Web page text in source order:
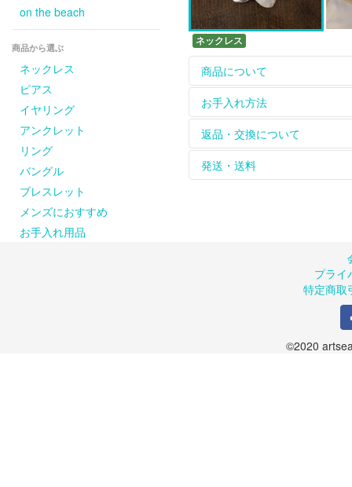
on the beach
商品から選ぶ
ネックレス
ピアス
イヤリング
アンクレット
リング
バングル
ブレスレット
メンズにおすすめ
お手入れ用品
ネックレス
商品について
ホームページに掲載して
についてはcontactからお
革ひもは天然皮を使用し
をお楽しみください。
天然石、天然素材のひと
ピアスの金具（耳に触れ
お手入れ方法
【長く綺麗にお使いいた
シルバーのアクセサリー
れて保管してください。
※購入された商品は密閉
クロスでのお手入れも可
返品・交換について
お届けした商品は到着後
返品、交換は商品到着後
発送・送料
お申込み受付後、出荷
のでご了承ください。
＜送料について＞
１回の発送につき600円
１回のご注文が10,800
プライ
特定商取
©2020